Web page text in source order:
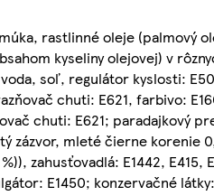
múka, rastlinné oleje (palmový
kyseliny olejovej) v
soľ, regulátor kyslosti:
chuti: E621, farbivo:
chuti: E621; paradajkový
zázvor, mleté čierne korenie
zahusťovadlá: E1442, E415,
E1450; konzervačné